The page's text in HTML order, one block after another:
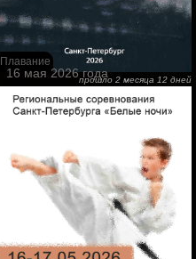
Плавание
прошло 2 месяца 12 дней
16 мая 2026 года